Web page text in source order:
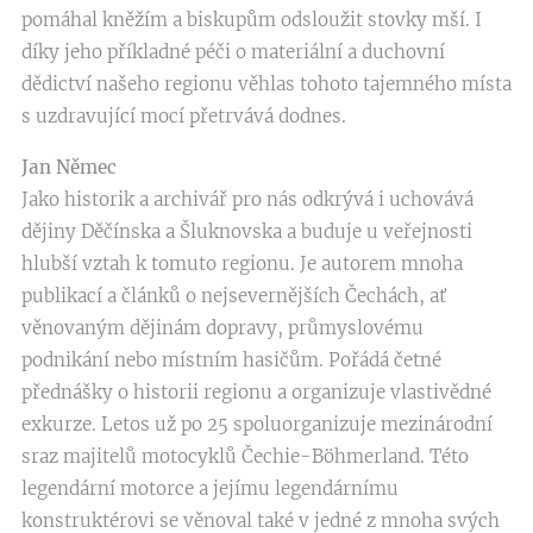
pomáhal kněžím a biskupům odsloužit stovky mší. I
díky jeho příkladné péči o materiální a duchovní
dědictví našeho regionu věhlas tohoto tajemného místa
s uzdravující mocí přetrvává dodnes.
Jan Němec
Jako historik a archivář pro nás odkrývá i uchovává
dějiny Děčínska a Šluknovska a buduje u veřejnosti
hlubší vztah k tomuto regionu. Je autorem mnoha
publikací a článků o nejsevernějších Čechách, ať
věnovaným dějinám dopravy, průmyslovému
podnikání nebo místním hasičům. Pořádá četné
přednášky o historii regionu a organizuje vlastivědné
exkurze. Letos už po 25 spoluorganizuje mezinárodní
sraz majitelů motocyklů Čechie-Böhmerland. Této
legendární motorce a jejímu legendárnímu
konstruktérovi se věnoval také v jedné z mnoha svých